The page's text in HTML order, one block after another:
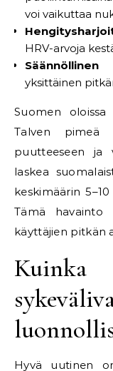
voi vaikuttaa
HRV-arvoja
yksittäinen
Suomen
Talven pimeä
puutteeseen ja
laskea
keskimäärin
Tämä havainto
käyttäjien pitkän
Hyvä uutinen